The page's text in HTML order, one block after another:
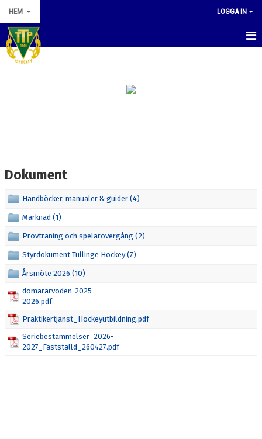
HEM LOGGA IN
HEM
STYRELSEN
MATCHER
CAFÉTERIAN
ANMÄLNINGAR
LÄNKAR
ISTIDER
Dokument
Handböcker, manualer & guider (4)
Marknad (1)
Provträning och spelarövergång (2)
Styrdokument Tullinge Hockey (7)
Årsmöte 2026 (10)
domararvoden-2025-
2026.pdf
Praktikertjanst_Hockeyutbildning.pdf
Seriebestammelser_2026-
2027_Faststalld_260427.pdf